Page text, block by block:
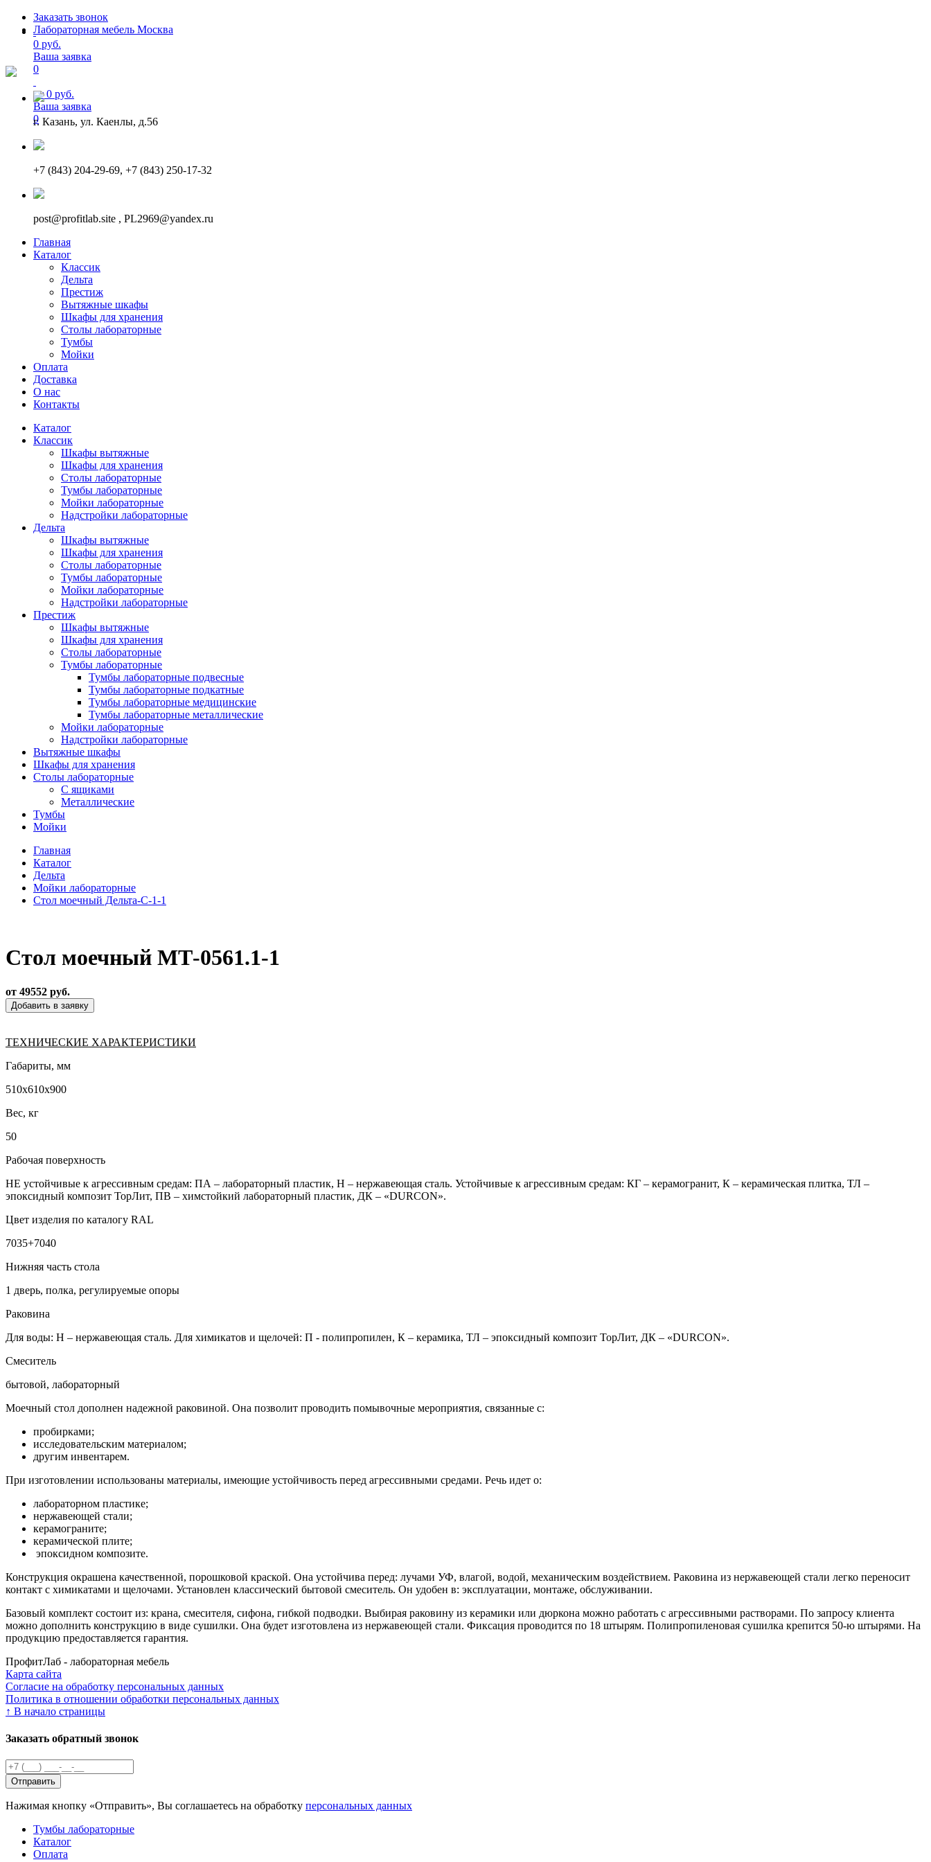
Заказать звонок
Лабораторная мебель Москва
0 руб.
Ваша заявка
0
от0 руб.
Ваша заявка
0
г. Казань, ул. Каенлы, д.56
+7 (843) 204-29-69, +7 (843) 250-17-32
post@profitlab.site , PL2969@yandex.ru
Главная
Каталог
Классик
Дельта
Престиж
Вытяжные шкафы
Шкафы для хранения
Столы лабораторные
Тумбы
Мойки
Оплата
Доставка
О нас
Контакты
Каталог
Классик
Шкафы вытяжные
Шкафы для хранения
Столы лабораторные
Тумбы лабораторные
Мойки лабораторные
Надстройки лабораторные
Дельта
Шкафы вытяжные
Шкафы для хранения
Столы лабораторные
Тумбы лабораторные
Мойки лабораторные
Надстройки лабораторные
Престиж
Шкафы вытяжные
Шкафы для хранения
Столы лабораторные
Тумбы лабораторные
Тумбы лабораторные подвесные
Тумбы лабораторные подкатные
Тумбы лабораторные медицинские
Тумбы лабораторные металлические
Мойки лабораторные
Надстройки лабораторные
Вытяжные шкафы
Шкафы для хранения
Столы лабораторные
С ящиками
Металлические
Тумбы
Мойки
Главная
Каталог
Дельта
Мойки лабораторные
Стол моечный Дельта-С-1-1
Стол моечный МТ-0561.1-1
от 49552 руб.
Добавить в заявку
ТЕХНИЧЕСКИЕ ХАРАКТЕРИСТИКИ
Габариты, мм
510х610х900
Вес, кг
50
Рабочая поверхность
НЕ устойчивые к агрессивным средам: ПА – лабораторный пластик, Н – нержавеющая сталь. Устойчивые к агрессивным средам: КГ – керамогранит, К – керамическая плитка, ТЛ –
эпоксидный композит ТорЛит, ПВ – химстойкий лабораторный пластик, ДК – «DURCON».
Цвет изделия по каталогу RAL
7035+7040
Нижняя часть стола
1 дверь, полка, регулируемые опоры
Раковина
Для воды: Н – нержавеющая сталь. Для химикатов и щелочей: П - полипропилен, К – керамика, ТЛ – эпоксидный композит ТорЛит, ДК – «DURCON».
Смеситель
бытовой, лабораторный
Моечный стол дополнен надежной раковиной. Она позволит проводить помывочные мероприятия, связанные с:
пробирками;
исследовательским материалом;
другим инвентарем.
При изготовлении использованы материалы, имеющие устойчивость перед агрессивными средами. Речь идет о:
лабораторном пластике;
нержавеющей стали;
керамограните;
керамической плите;
эпоксидном композите.
Конструкция окрашена качественной, порошковой краской. Она устойчива перед: лучами УФ, влагой, водой, механическим воздействием. Раковина из нержавеющей стали легко переносит
контакт с химикатами и щелочами. Установлен классический бытовой смеситель. Он удобен в: эксплуатации, монтаже, обслуживании.
Базовый комплект состоит из: крана, смесителя, сифона, гибкой подводки. Выбирая раковину из керамики или дюркона можно работать с агрессивными растворами. По запросу клиента
можно дополнить конструкцию в виде сушилки. Она будет изготовлена из нержавеющей стали. Фиксация проводится по 18 штырям. Полипропиленовая сушилка крепится 50-ю штырями. На
продукцию предоставляется гарантия.
ПрофитЛаб - лабораторная мебель
Карта сайта
Согласие на обработку персональных данных
Политика в отношении обработки персональных данных
↑ В начало страницы
Заказать обратный звонок
Нажимая кнопку «Отправить», Вы соглашаетесь на обработку персональных данных
Тумбы лабораторные
Каталог
Оплата